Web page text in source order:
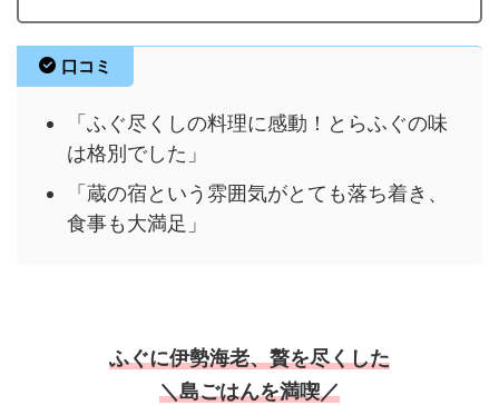
口コミ
「ふぐ尽くしの料理に感動！とらふぐの味
は格別でした」
「蔵の宿という雰囲気がとても落ち着き、
食事も大満足」
ふぐに伊勢海老、贅を尽くした
＼島ごはんを満喫／